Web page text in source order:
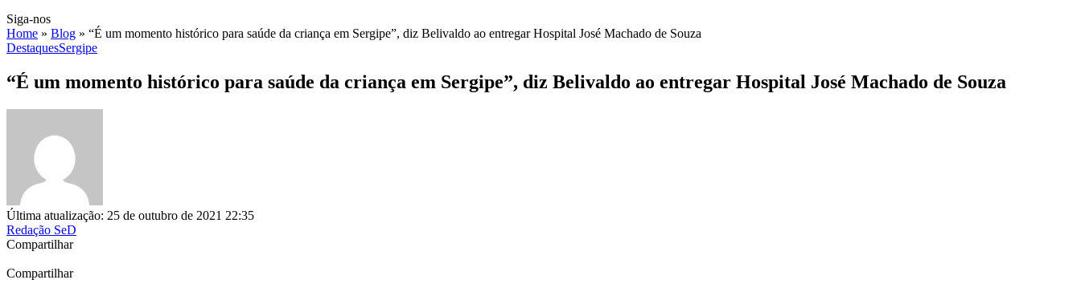
Siga-nos
Home » Blog » “É um momento histórico para saúde da criança em Sergipe”, diz Belivaldo ao entregar Hospital José Machado de Souza
DestaquesSergipe
“É um momento histórico para saúde da criança em Sergipe”, diz Belivaldo ao entregar Hospital José Machado de Souza
Última atualização: 25 de outubro de 2021 22:35
Redação SeD
Compartilhar
Compartilhar